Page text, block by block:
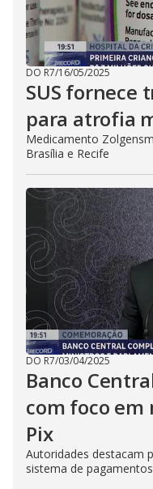
DO R7/16/05/2025
SUS fornece
para atrofia
Medicamento
Brasília e Recife
DO R7/03/04/2025
Banco
com foco em
Pix
Autoridades destacam
sistema de pagamentos